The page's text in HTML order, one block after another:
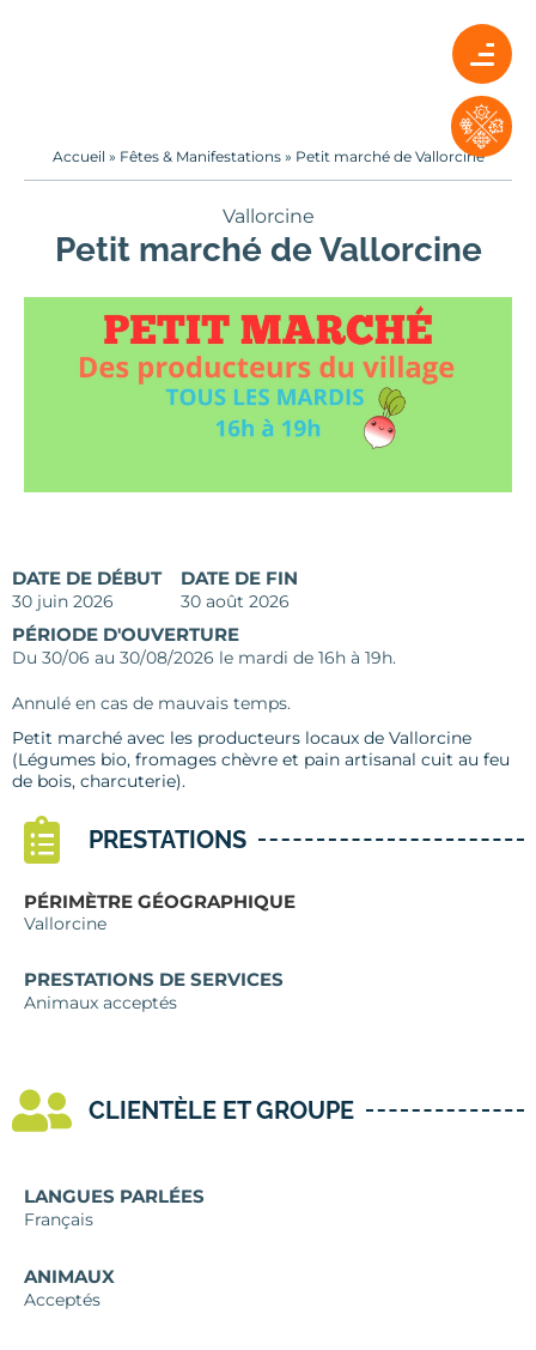
Accueil » Fêtes & Manifestations» Petit marché de Vallorcine
Vallorcine
Petit marché de Vallorcine
DATE DE DÉBUT
30 juin 2026
DATE DE FIN
30 août 2026
PÉRIODE D'OUVERTURE
Du 30/06 au 30/08/2026 le mardi de 16h à 19h.
Annulé en cas de mauvais temps.
Petit marché avec les producteurs locaux de Vallorcine
(Légumes bio, fromages chèvre et pain artisanal cuit au feu
de bois, charcuterie).
PRESTATIONS
PÉRIMÈTRE GÉOGRAPHIQUE
Vallorcine
PRESTATIONS DE SERVICES
Animaux acceptés
CLIENTÈLE ET GROUPE
LANGUES PARLÉES
Français
ANIMAUX
Acceptés